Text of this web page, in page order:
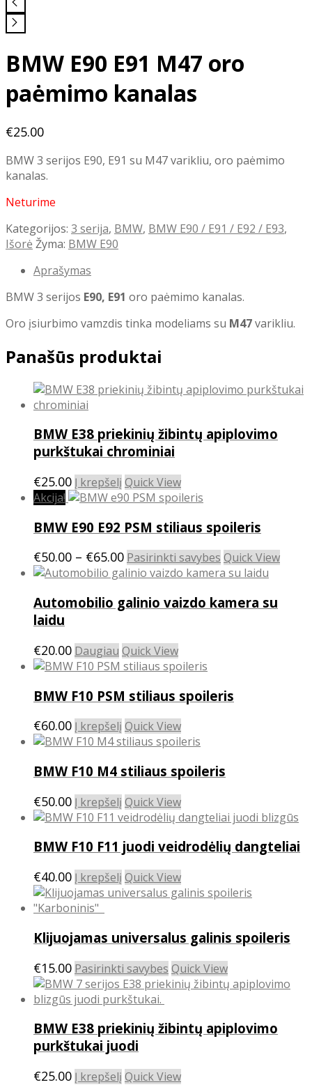
BMW E90 E91 M47 oro
paėmimo kanalas
€25.00
BMW 3 serijos E90, E91 su M47 varikliu, oro paėmimo
kanalas.
Neturime
Kategorijos: 3 serija, BMW, BMW E90 / E91 / E92 / E93,
Išorė Žyma: BMW E90
Aprašymas
BMW 3 serijos E90, E91 oro paėmimo kanalas.
Oro įsiurbimo vamzdis tinka modeliams su M47varikliu.
Panašūs produktai
BMW E38 priekinių žibintų apiplovimo
purkštukai chrominiai
€25.00 Į krepšelį Quick View
Akcija!
BMW E90 E92 PSM stiliaus spoileris
€50.00 – €65.00Price
range:
through
Pasirinkti savybes This
product
multiple
chosen
Quick View
Automobilio galinio vaizdo kamera su
laidu
€20.00 Daugiau Quick View
BMW F10 PSM stiliaus spoileris
€60.00 Į krepšelį Quick View
BMW F10 M4 stiliaus spoileris
€50.00 Į krepšelį Quick View
BMW F10 F11 juodi veidrodėlių dangteliai
€40.00 Į krepšelį Quick View
Klijuojamas universalus galinis spoileris
€15.00 Pasirinkti savybes This
product
variants.
may
Quick View
BMW E38 priekinių žibintų apiplovimo
purkštukai juodi
€25.00 Į krepšelį Quick View